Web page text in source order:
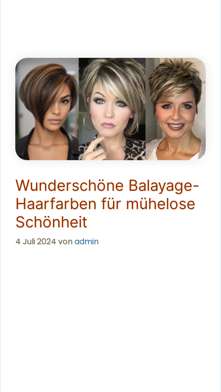
Wunderschöne Balayage-
Haarfarben für mühelose
Schönheit
4 Juli 2024vonadmin